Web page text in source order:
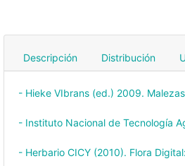
Descripción Distribución
- Hieke VIbrans (ed.) 2009.
- Instituto Nacional de Tecnología
- Herbario CICY (2010). Flora